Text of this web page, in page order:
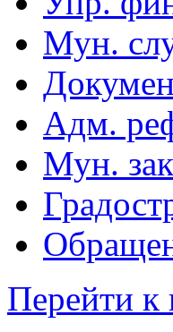
Мун.
Адм.
Мун.
Перейти к